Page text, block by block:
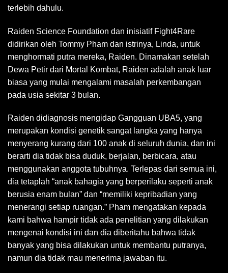
terlebih dahulu.
Raiden Science Foundation dan inisiatif Fight4Rare
didirikan oleh Tommy Pham dan istrinya, Linda, untuk
menghormati putra mereka, Raiden. Dinamakan setelah
Dewa Petir dari Mortal Kombat, Raiden adalah anak luar
biasa yang mulai mengalami masalah perkembangan
pada usia sekitar 3 bulan.
Raiden didiagnosis mengidap Gangguan UBA5, yang
merupakan kondisi genetik sangat langka yang hanya
menyerang kurang dari 100 anak di seluruh dunia, dan ini
berarti dia tidak bisa duduk, berjalan, berbicara, atau
menggunakan anggota tubuhnya. Terlepas dari semua ini,
dia tetaplah “anak bahagia yang berperilaku seperti anak
berusia enam bulan” dan “memiliki kepribadian yang
menerangi setiap ruangan.” Pham mengatakan kepada
kami bahwa hampir tidak ada penelitian yang dilakukan
mengenai kondisi ini dan dia diberitahu bahwa tidak
banyak yang bisa dilakukan untuk membantu putranya,
namun dia tidak mau menerima jawaban itu.